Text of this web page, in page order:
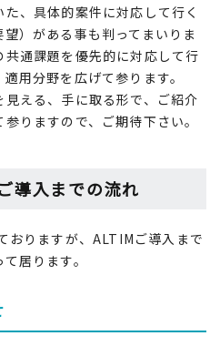
、具体的案件に対応して行く
）がある事も判ってまいりま
通課題を優先的に対応して行
適用分野を広げて参ります。
える、手に取る形で、ご紹介
りますので、ご期待下さい。
導入までの流れ
おりますが、ALTIMご導入まで
居ります。